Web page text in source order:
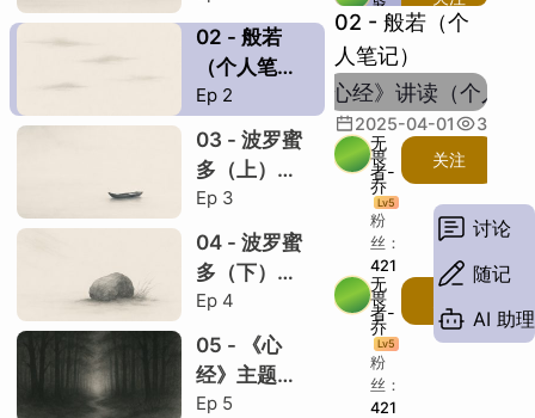
H
讲座开篇
般若音译原因
波罗蜜多音译
波罗蜜多词构
波罗蜜多之义
中印思想差异
灭度一词
剃度仪式
揭谛真言释义
记）
02 - 般若
（个人笔
记）
Ep 2
03 - 波罗蜜
多（上）
（个人笔
记）
Ep 3
04 - 波罗蜜
多（下）
（个人笔
记）
Ep 4
05 - 《心
经》主题
（个人笔
Ep 5
者-
乔
粉
丝：
421
主题：
描述：
例子：
类比：
其他：
段落：
字数：
02 - 般若（个
人笔记）
王德峰：《心经》讲读（个人笔
2025-04-01 37
无
畏
者-
乔
Lv5
粉
丝：
421
关注
无
畏
者-
乔
Lv5
粉
丝：
421
讨论
随记
AI 助理